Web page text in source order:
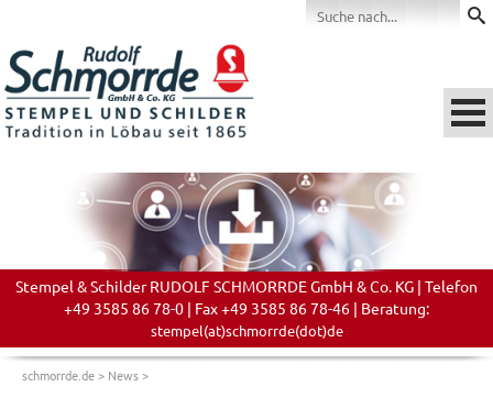
Stempel & Schilder RUDOLF SCHMORRDE GmbH & Co. KG | Telefon
+49 3585 86 78-0 | Fax +49 3585 86 78-46 | Beratung:
stempel(at)schmorrde(dot)de
schmorrde.de> News>